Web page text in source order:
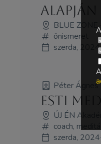
alapján
BLUE
önismeret
szerda,
Péter Ágnes
Esti
ÚJ ÉN
coach,
szerda,